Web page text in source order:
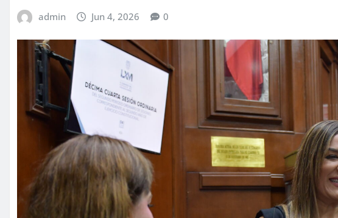
admin Jun 4, 2026 0